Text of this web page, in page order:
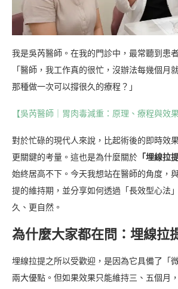
我是吳芮醫師。在我的門診中，最常聽到患
「醫師，我工作真的很忙，沒辦法每幾個月
那種做一次可以撐很久的療程？」
【吳芮醫師｜胃肉毒減重：原理、療程與效果
對於忙碌的現代人來說，比起術後的即時效
更關鍵的考量。這也是為什麼關於 「埋線拉
始終居高不下。今天我想站在醫師的角度，
提的維持期，並分享如何透過「長效型心法
久、更自然。
為什麼大家都在問：埋線拉
埋線拉提之所以受歡迎，是因為它具備了「
兩大優點。但如果效果只能維持三、五個月